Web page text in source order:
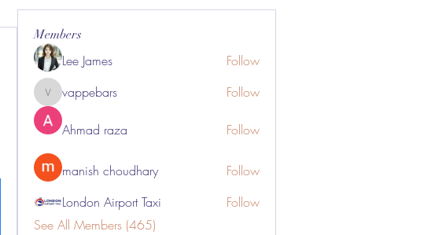
Members
Lee James Follow
vappebars
vappebars Follow
Ahmad raza Follow
manish choudhary
Follow
London Airport Taxi
Follow
See All Members (465)